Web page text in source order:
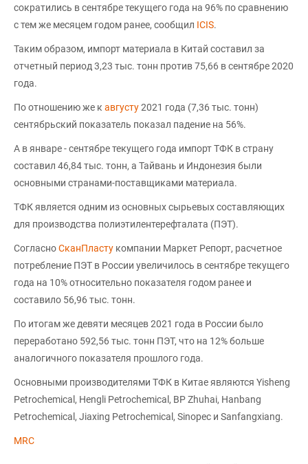
сократились в сентябре текущего года на 96% по сравнению
с тем же месяцем годом ранее, сообщил ICIS.
Таким образом, импорт материала в Китай составил за
отчетный период 3,23 тыс. тонн против 75,66 в сентябре 2020
года.
По отношению же к августу2021 года (7,36 тыс. тонн)
сентябрьский показатель показал падение на 56%.
А в январе - сентябре текущего года импорт ТФК в страну
составил 46,84 тыс. тонн, а Тайвань и Индонезия были
основными странами-поставщиками материала.
ТФК является одним из основных сырьевых составляющих
для производства полиэтилентерефталата (ПЭТ).
СогласноСканПласту компании Маркет Репорт, расчетное
потребление ПЭТ в России увеличилось в сентябре текущего
года на 10% относительно показателя годом ранее и
составило 56,96 тыс. тонн.
По итогам же девяти месяцев 2021 года в России было
переработано 592,56 тыс. тонн ПЭТ, что на 12% больше
аналогичного показателя прошлого года.
Основными производителями ТФК в Китае являются Yisheng
Petrochemical, Hengli Petrochemical, BP Zhuhai, Hanbang
Petrochemical, Jiaxing Petrochemical, Sinopec и Sanfangxiang.
MRC